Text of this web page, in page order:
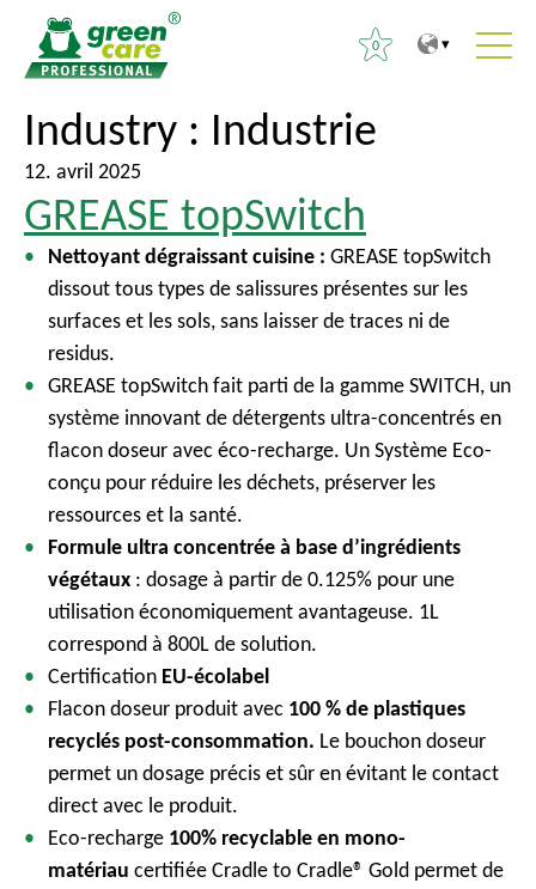
0
R
e
c
h
e
e
Industry : Industrie
12. avril 2025
GREASE topSwitch
Nettoyant dégraissant cuisine : GREASE topSwitch
dissout tous types de salissures présentes sur les
surfaces et les sols, sans laisser de traces ni de
residus.
GREASE topSwitch fait parti de la gamme SWITCH, un
système innovant de détergents ultra-concentrés en
flacon doseur avec éco-recharge. Un Système Eco-
conçu pour réduire les déchets, préserver les
ressources et la santé.
Formule ultra concentrée à base d’ingrédients
végétaux : dosage à partir de 0.125% pour une
utilisation économiquement avantageuse. 1L
correspond à 800L de solution.
Certification EU-écolabel
Flacon doseur produit avec 100 % de plastiques
recyclés post-consommation. Le bouchon doseur
permet un dosage précis et sûr en évitant le contact
direct avec le produit.
Eco-recharge 100% recyclable en mono-
matériau certifiée Cradle to Cradle® Gold permet de